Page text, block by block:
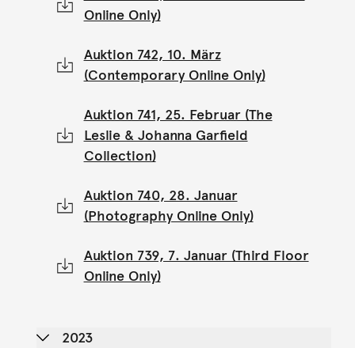
Online Only)
Auktion 742, 10. März
(Contemporary Online Only)
Auktion 741, 25. Februar (The
Leslie & Johanna Garfield
Collection)
Auktion 740, 28. Januar
(Photography Online Only)
Auktion 739, 7. Januar (Third Floor
Online Only)
2023